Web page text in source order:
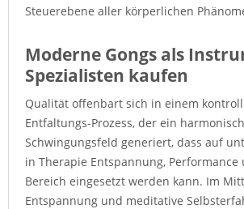
Steuerebene aller körperlichen
Moderne Gongs als
Spezialisten kaufen
Qualität offenbart sich in einem
Entfaltungs-Prozess, der ein
Schwingungsfeld generiert, dass auf
in Therapie Entspannung, Performance
Bereich eingesetzt werden kann. Im
Entspannung und meditative